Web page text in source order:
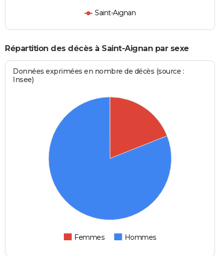
Saint-Aignan
Répartition des décès à Saint-Aignan par sexe
Données exprimées en nombre de décès (source :
Insee)
Femmes Hommes